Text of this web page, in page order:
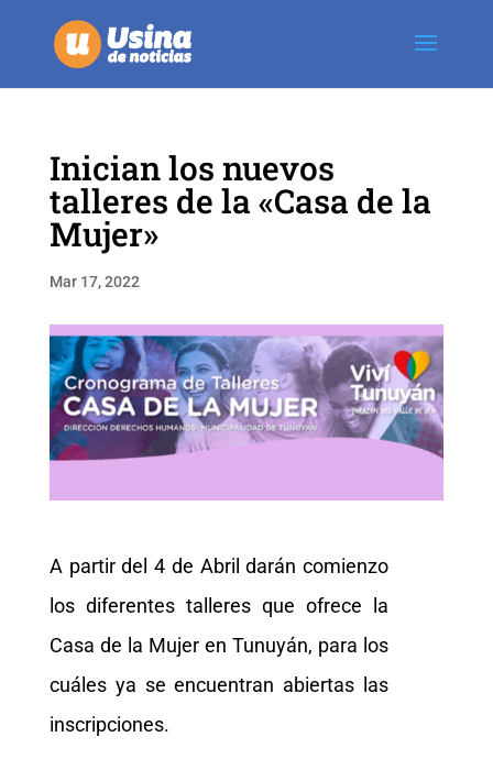
Inician los nuevos
talleres de la «Casa de la
Mujer»
Mar 17, 2022
A partir del 4 de Abril darán comienzo
los diferentes talleres que ofrece la
Casa de la Mujer en Tunuyán, para los
cuáles ya se encuentran abiertas las
inscripciones.